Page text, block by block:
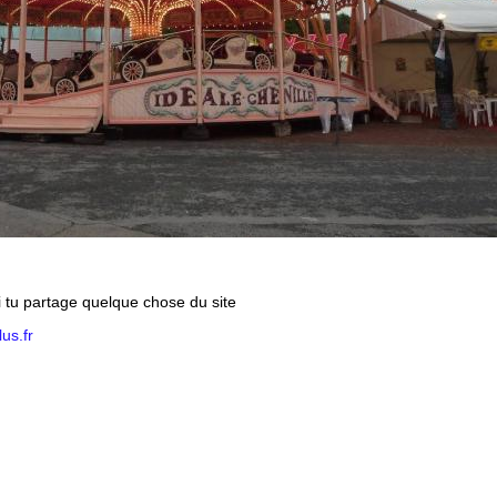
partage quelque chose du site